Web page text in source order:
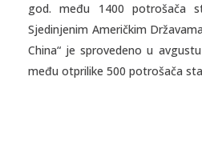
god. među 1400 potrošača
Sjedinjenim Američkim
China“ je sprovedeno u
među otprilike 500 potrošača